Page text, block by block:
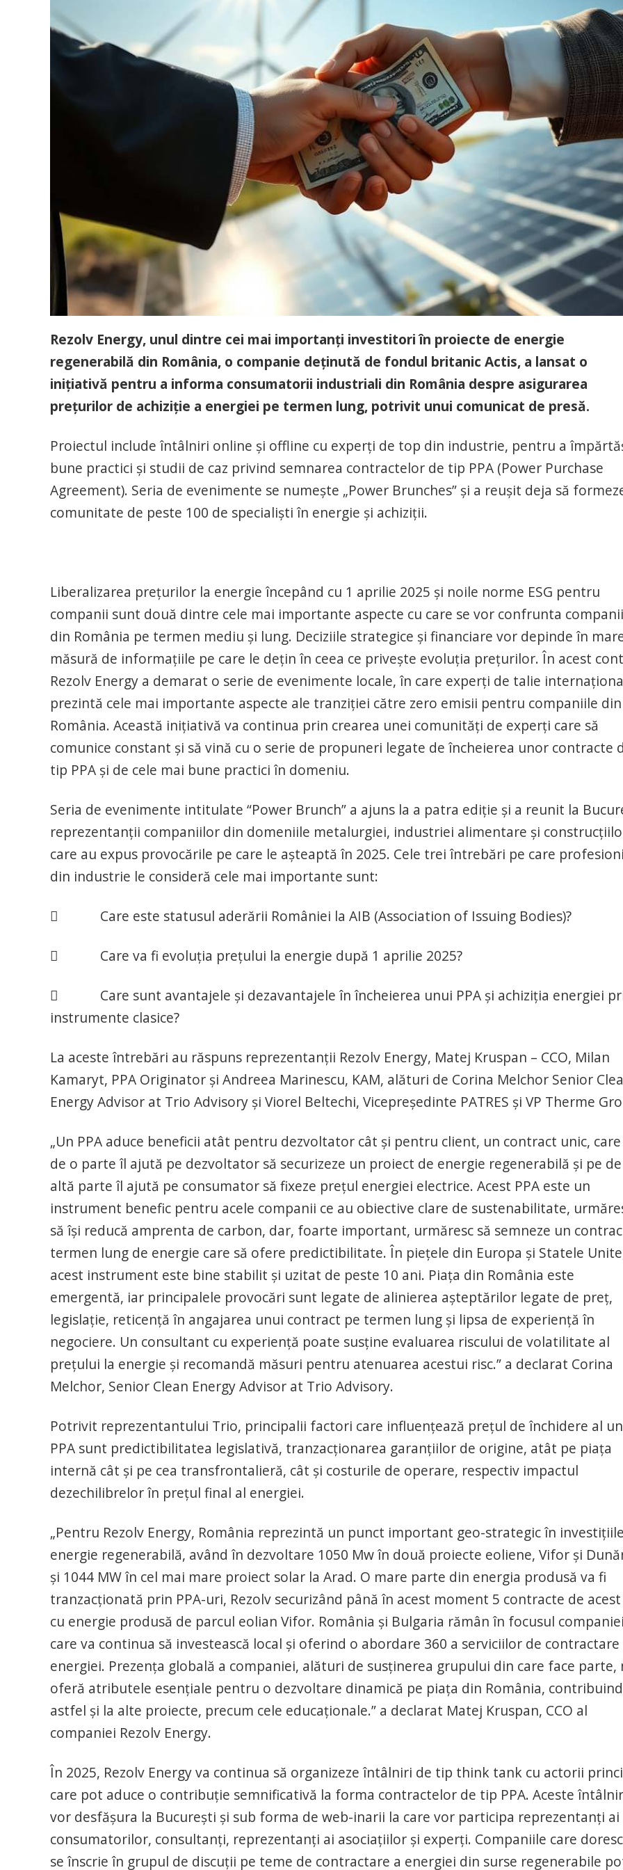
Rezolv Energy, unul dintre cei mai importanți investitori în proiecte de energie
regenerabilă din România, o companie deținută de fondul britanic Actis, a lansat o
inițiativă pentru a informa consumatorii industriali din România despre asigurarea
prețurilor de achiziție a energiei pe termen lung, potrivit unui comunicat de presă.
Proiectul include întâlniri online și offline cu experți de top din industrie, pentru a
bune practici și studii de caz privind semnarea contractelor de tip PPA (Power Purchase
Agreement). Seria de evenimente se numește „Power Brunches” și a reușit deja să
comunitate de peste 100 de specialiști în energie și achiziții.
Liberalizarea prețurilor la energie începând cu 1 aprilie 2025 și noile norme ESG pentru
companii sunt două dintre cele mai importante aspecte cu care se vor confrunta
din România pe termen mediu și lung. Deciziile strategice și financiare vor depinde în
măsură de informațiile pe care le dețin în ceea ce privește evoluția prețurilor. În acest
Rezolv Energy a demarat o serie de evenimente locale, în care experți de talie
prezintă cele mai importante aspecte ale tranziției către zero emisii pentru companiile din
România. Această inițiativă va continua prin crearea unei comunități de experți care să
comunice constant și să vină cu o serie de propuneri legate de încheierea unor contracte
tip PPA și de cele mai bune practici în domeniu.
Seria de evenimente intitulate “Power Brunch” a ajuns la a patra ediție și a reunit la
reprezentanții companiilor din domeniile metalurgiei, industriei alimentare și
care au expus provocările pe care le așteaptă în 2025. Cele trei întrebări pe care
din industrie le consideră cele mai importante sunt:
 Care este statusul aderării României la AIB (Association of Issuing Bodies)?
 Care va fi evoluția prețului la energie după 1 aprilie 2025?
 Care sunt avantajele și dezavantajele în încheierea unui PPA și achiziția energiei
instrumente clasice?
La aceste întrebări au răspuns reprezentanții Rezolv Energy, Matej Kruspan – CCO, Milan
Kamaryt, PPA Originator și Andreea Marinescu, KAM, alături de Corina Melchor Senior
Energy Advisor at Trio Advisory și Viorel Beltechi, Vicepreședinte PATRES și VP Therme
„Un PPA aduce beneficii atât pentru dezvoltator cât și pentru client, un contract unic,
de o parte îl ajută pe dezvoltator să securizeze un proiect de energie regenerabilă și pe de
altă parte îl ajută pe consumator să fixeze prețul energiei electrice. Acest PPA este un
instrument benefic pentru acele companii ce au obiective clare de sustenabilitate,
să își reducă amprenta de carbon, dar, foarte important, urmăresc să semneze un
termen lung de energie care să ofere predictibilitate. În piețele din Europa și Statele
acest instrument este bine stabilit și uzitat de peste 10 ani. Piața din România este
emergentă, iar principalele provocări sunt legate de alinierea așteptărilor legate de preț,
legislație, reticență în angajarea unui contract pe termen lung și lipsa de experiență în
negociere. Un consultant cu experiență poate susține evaluarea riscului de volatilitate al
prețului la energie și recomandă măsuri pentru atenuarea acestui risc.” a declarat Corina
Melchor, Senior Clean Energy Advisor at Trio Advisory.
Potrivit reprezentantului Trio, principalii factori care influențează prețul de închidere al
PPA sunt predictibilitatea legislativă, tranzacționarea garanțiilor de origine, atât pe piața
internă cât și pe cea transfrontalieră, cât și costurile de operare, respectiv impactul
dezechilibrelor în prețul final al energiei.
„Pentru Rezolv Energy, România reprezintă un punct important geo-strategic în
energie regenerabilă, având în dezvoltare 1050 Mw în două proiecte eoliene, Vifor și
și 1044 MW în cel mai mare proiect solar la Arad. O mare parte din energia produsă va fi
tranzacționată prin PPA-uri, Rezolv securizând până în acest moment 5 contracte de
cu energie produsă de parcul eolian Vifor. România și Bulgaria rămân în focusul companiei
care va continua să investească local și oferind o abordare 360 a serviciilor de contractare
energiei. Prezența globală a companiei, alături de susținerea grupului din care face parte,
oferă atributele esențiale pentru o dezvoltare dinamică pe piața din România, contribuind
astfel și la alte proiecte, precum cele educaționale.” a declarat Matej Kruspan, CCO al
companiei Rezolv Energy.
În 2025, Rezolv Energy va continua să organizeze întâlniri de tip think tank cu actorii
care pot aduce o contribuție semnificativă la forma contractelor de tip PPA. Aceste
vor desfășura la București și sub forma de web-inarii la care vor participa reprezentanți ai
consumatorilor, consultanți, reprezentanți ai asociațiilor și experți. Companiile care
se înscrie în grupul de discuții pe teme de contractare a energiei din surse regenerabile